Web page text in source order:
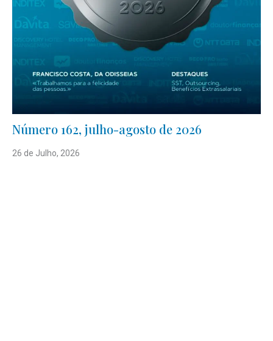
Número 162, julho-agosto de 2026
26 de Julho, 2026